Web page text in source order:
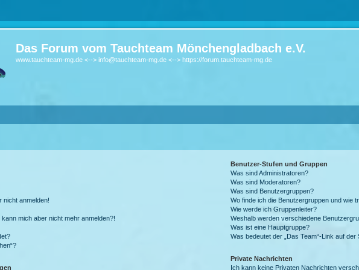
Das Forum vom Tauchteam Mönchengladbach e.V.
www.tauchteam-mg.de <--> info@tauchteam-mg.de <--> https://forum.tauchteam-mg.de
nicht anmelden!
mich aber nicht mehr anmelden?!
Benutzer-Stufen und Gruppen
Was sind Administratoren?
Was sind Moderatoren?
Was sind Benutzergruppen?
Wo finde ich die Benutzergruppen und wie
Wie werde ich Gruppenleiter?
Weshalb werden verschiedene
Was ist eine Hauptgruppe?
Was bedeutet der „Das Team“-Link auf der
Private Nachrichten
Ich kann keine Privaten Nachrichten